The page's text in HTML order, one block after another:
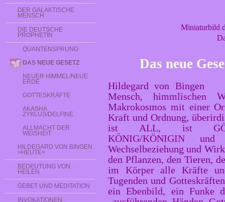
DER GALAKTISCHE
MENSCH
DIE DEUTSCHE
PROPHETIN
QUANTENSPRUNG
DAS NEUE GESETZ
NEUER HIMMEL/NEUE
ERDE
GOTTESKRÄFTE
AKASHA
ZYKLUS/DELFINE
ALLMACHT DER
WEISHEIT
HILDEGARD VON BINGEN
>HEUTE<
BEDEUTUNG VON
HEILEN
GEBET UND MEDITATION
INVOKATIONEN
Miniaturbild
Das neue
Hildegard von Bingen
Mensch, himmlischen
Makrokosmos mit einer
Kraft und Ordnung,
ist ALL, ist
KÖNIG/KÖNIGIN
Wechselbeziehung und
den Pflanzen, den Tieren,
im Körper alle Kräfte
Tugenden und
ein Ebenbild, ein Funke